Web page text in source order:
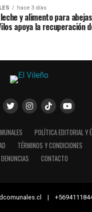
hace 3 días
y alimento para
apoya la recuperación
POLÍTICA EDITORIAL Y
TÉRMINOS Y CONDICIONES
DENUNCIAS
CONTACTO
|